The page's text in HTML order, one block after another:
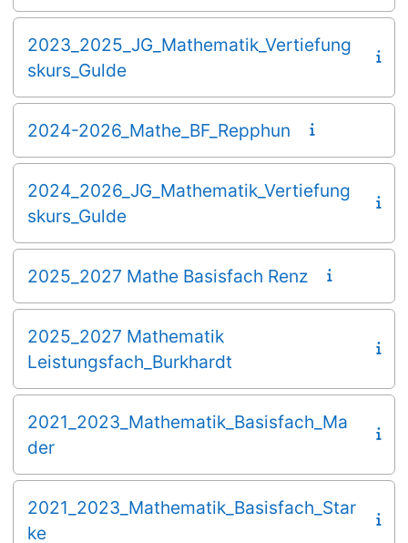
2023_2025_JG_Mathematik_Vertiefung
skurs_Gulde
2024-2026_Mathe_BF_Repphun
2024_2026_JG_Mathematik_Vertiefung
skurs_Gulde
2025_2027 Mathe Basisfach Renz
2025_2027 Mathematik
Leistungsfach_Burkhardt
2021_2023_Mathematik_Basisfach_Ma
der
2021_2023_Mathematik_Basisfach_Star
ke